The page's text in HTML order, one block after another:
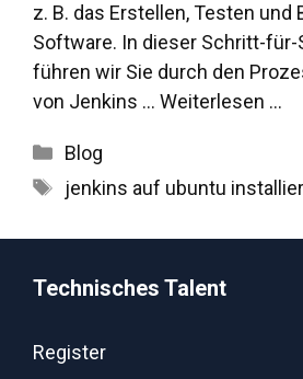
z. B. das Erstellen, Testen und
Software. In dieser Schritt-
führen wir Sie durch den
von Jenkins ... Weiterlesen …
Kategorien
Blog
Schlagwörter
jenkins auf ubuntu
Technisches Talent
Register